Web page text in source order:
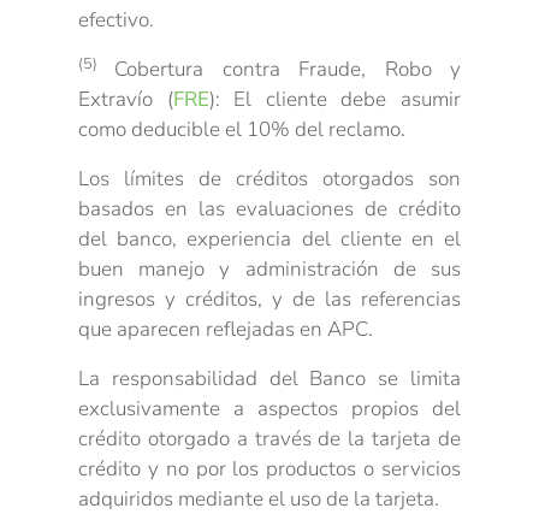
efectivo.
(5)
Cobertura contra Fraude, Robo y
Extravío (FRE): El cliente debe asumir
como deducible el 10% del reclamo.
Los límites de créditos otorgados son
basados en las evaluaciones de crédito
del banco, experiencia del cliente en el
buen manejo y administración de sus
ingresos y créditos, y de las referencias
que aparecen reflejadas en APC.
La responsabilidad del Banco se limita
exclusivamente a aspectos propios del
crédito otorgado a través de la tarjeta de
crédito y no por los productos o servicios
adquiridos mediante el uso de la tarjeta.